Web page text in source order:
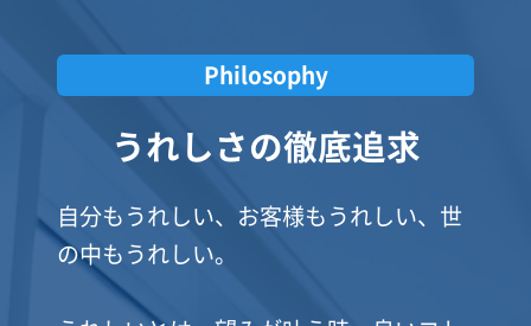
Philosophy
うれしさの徹底追求
自分もうれしい、お客様もうれしい、世
の中もうれしい。